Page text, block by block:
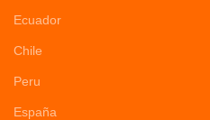
Ecuador
Chile
Peru
España